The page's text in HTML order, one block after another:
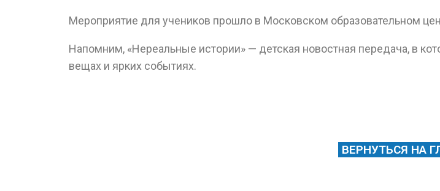
Мероприятие для учеников прошло в Московском образовательном
Напомним, «Нереальные истории» — детская новостная передача, в
вещах и ярких событиях.
ВЕРНУТЬСЯ НА